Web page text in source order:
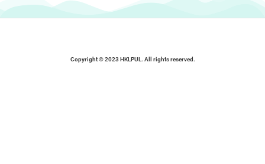
Copyright © 2023 HKLPUL. All rights reserved.